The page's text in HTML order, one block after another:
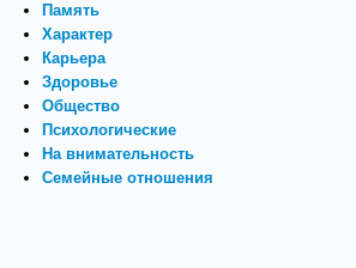
Память
Характер
Карьера
Здоровье
Общество
Психологические
На внимательность
Семейные отношения